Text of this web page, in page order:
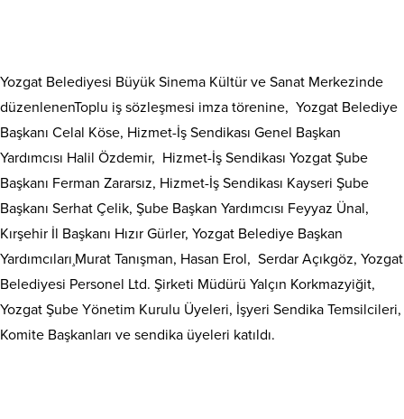
Yozgat Belediyesi Büyük Sinema Kültür ve Sanat Merkezinde
düzenlenenToplu iş sözleşmesi imza törenine, Yozgat Belediye
Başkanı Celal Köse, Hizmet-İş Sendikası Genel Başkan
Yardımcısı Halil Özdemir, Hizmet-İş Sendikası Yozgat Şube
Başkanı Ferman Zararsız, Hizmet-İş Sendikası Kayseri Şube
Başkanı Serhat Çelik, Şube Başkan Yardımcısı Feyyaz Ünal,
Kırşehir İl Başkanı Hızır Gürler, Yozgat Belediye Başkan
Yardımcıları¸Murat Tanışman, Hasan Erol, Serdar Açıkgöz, Yozgat
Belediyesi Personel Ltd. Şirketi Müdürü Yalçın Korkmazyiğit,
Yozgat Şube Yönetim Kurulu Üyeleri, İşyeri Sendika Temsilcileri,
Komite Başkanları ve sendika üyeleri katıldı.